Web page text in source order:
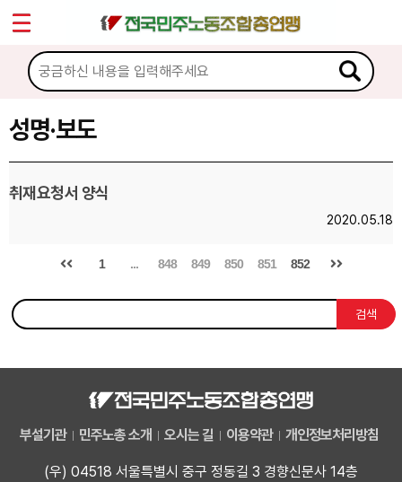
성명·보도
취재요청서 양식
2020.05.18
1 ... 848 849 850 851 852
검색
부설기관 민주노총 소개 오시는 길 이용약관 개인정보처리방침
(우) 04518 서울특별시 중구 정동길 3 경향신문사 14층
마이페이지
소개
소식
공지사항
성명·보도
업무
Sketchbook5, 스케치북5
Sketchbook5, 스케치북5